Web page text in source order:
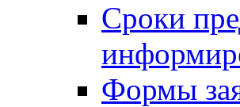
Сроки
Формы